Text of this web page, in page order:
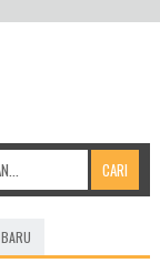
BARU